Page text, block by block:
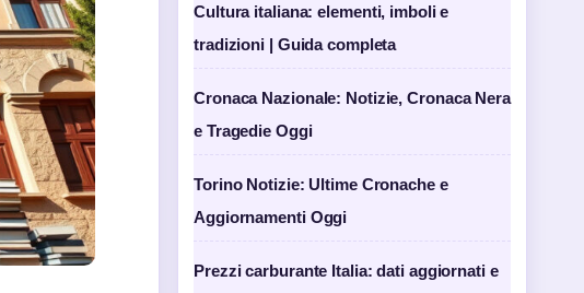
Cultura italiana: elementi, imboli e
tradizioni | Guida completa
Cronaca Nazionale: Notizie, Cronaca Nera
e Tragedie Oggi
Torino Notizie: Ultime Cronache e
Aggiornamenti Oggi
Prezzi carburante Italia: dati aggiornati e